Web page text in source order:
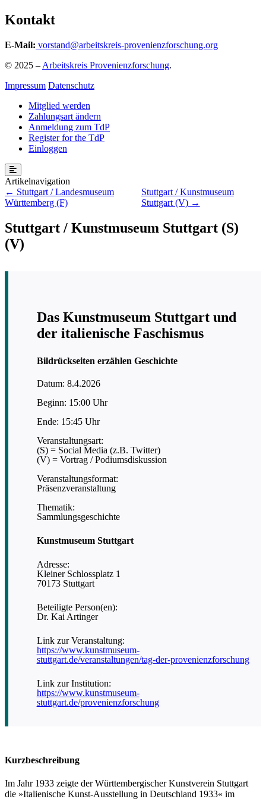
Kontakt
E-Mail: vorstand@arbeitskreis-provenienzforschung.org
© 2025 – Arbeitskreis Provenienzforschung.
Impressum Datenschutz
Mitglied werden
Zahlungsart ändern
Anmeldung zum TdP
Register for the TdP
Einloggen
Beitragsnavigation
Stuttgart / Landesmuseum
Württemberg (F)
Stuttgart / Kunstmuseum
Stuttgart (V)
Stuttgart / Kunstmuseum Stuttgart (S)
(V)
Das Kunstmuseum Stuttgart und
der italienische Faschismus
Bildrückseiten erzählen Geschichte
Datum: 8.4.2026
Beginn: 15:00 Uhr
Ende: 15:45 Uhr
Veranstaltungsart:
(S) = Social Media (z.B. Twitter)
(V) = Vortrag / Podiumsdiskussion
Veranstaltungsformat:
Präsenzveranstaltung
Thematik:
Sammlungsgeschichte
Kunstmuseum Stuttgart
Adresse:
Kleiner Schlossplatz 1
70173 Stuttgart
Beteiligte Person(en):
Dr. Kai Artinger
Link zur Veranstaltung:
https://www.kunstmuseum-
stuttgart.de/veranstaltungen/tag-der-provenienzforschung
Link zur Institution:
https://www.kunstmuseum-
stuttgart.de/provenienzforschung
Kurzbeschreibung
Im Jahr 1933 zeigte der Württembergischer Kunstverein Stuttgart
die »Italienische Kunst-Ausstellung in Deutschland 1933« im